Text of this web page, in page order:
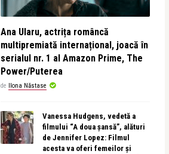
Ana Ularu, actrița româncă
multipremiată internațional, joacă în
serialul nr. 1 al Amazon Prime, The
Power/Puterea
de Ilona Năstase
Vanessa Hudgens, vedetă a
filmului “A doua șansă”, alături
de Jennifer Lopez: Filmul
acesta va oferi femeilor și